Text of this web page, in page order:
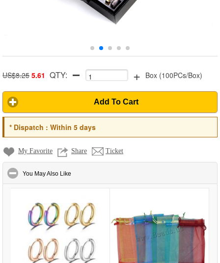
US$8.25 5.61 QTY: + Box(100PCs/Box)
Add To Cart
*Dispatch : Within 5 days
My Favorite Share Ticket
You May Also Like